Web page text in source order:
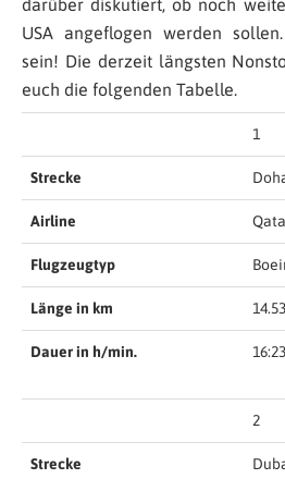
darüber diskutiert, ob noch
USA angeflogen werden
sein! Die derzeit längsten
euch die folgenden Tabelle.
1
Strecke
Airline
Flugzeugtyp
Länge in km
Dauer in h/min. 16:23
2
Strecke